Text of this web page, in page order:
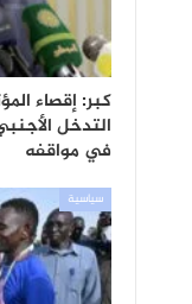
كبر: إقصاء
التدخل
في مواقفه
سياسية